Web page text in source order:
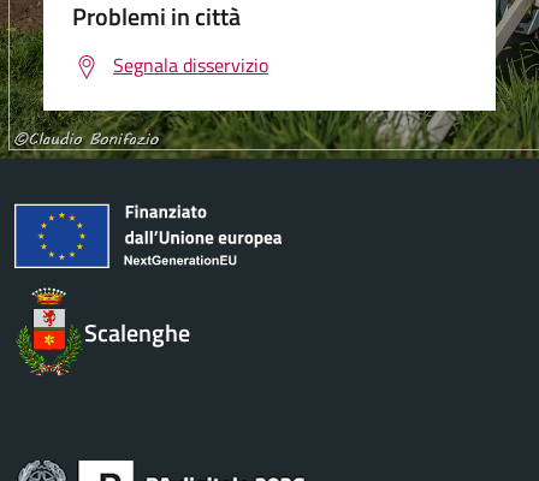
Problemi in città
Segnala disservizio
Scalenghe